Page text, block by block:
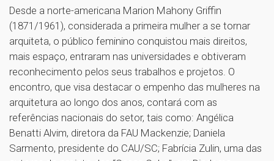
Desde a norte-americana Marion Mahony Griffin
(1871/1961), considerada a primeira mulher a se tornar
arquiteta, o público feminino conquistou mais direitos,
mais espaço, entraram nas universidades e obtiveram
reconhecimento pelos seus trabalhos e projetos. O
encontro, que visa destacar o empenho das mulheres na
arquitetura ao longo dos anos, contará com as
referências nacionais do setor, tais como: Angélica
Benatti Alvim, diretora da FAU Mackenzie; Daniela
Sarmento, presidente do CAU/SC; Fabrícia Zulin, uma das